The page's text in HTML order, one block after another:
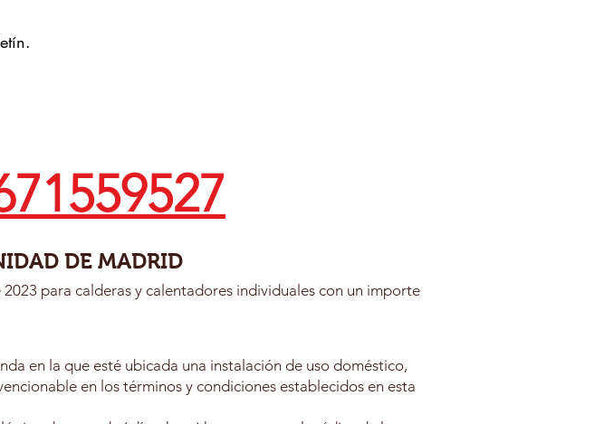
DE MADRID
para calderas y calentadores individuales con un importe
en la que esté ubicada una instalación de uso doméstico,
en los términos y condiciones establecidos en esta